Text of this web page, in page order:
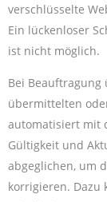
verschlüsselte
Ein lückenloser
ist nicht möglich.
Bei Beauftragung
übermittelten
automatisiert mit
Gültigkeit und
abgeglichen, um
korrigieren. Dazu